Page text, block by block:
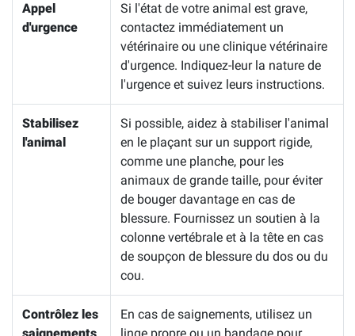
Appel
d'urgence
Si l'état de votre animal est grave,
contactez immédiatement un
vétérinaire ou une clinique vétérinaire
d'urgence. Indiquez-leur la nature de
l'urgence et suivez leurs instructions.
Stabilisez
l'animal
Si possible, aidez à stabiliser l'animal
en le plaçant sur un support rigide,
comme une planche, pour les
animaux de grande taille, pour éviter
de bouger davantage en cas de
blessure. Fournissez un soutien à la
colonne vertébrale et à la tête en cas
de soupçon de blessure du dos ou du
cou.
Contrôlez les
En cas de saignements, utilisez un